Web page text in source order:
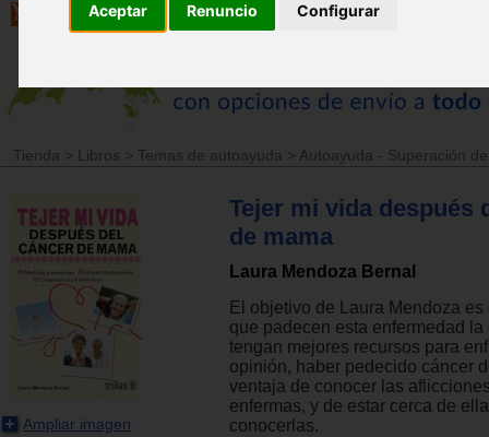
Aceptar Renuncio Configurar
Tienda > Libros > Temas de autoayuda > Autoayuda - Superación
Ampliar imagen
Tejer mi vida después
de mama
Laura Mendoza Bernal
El objetivo de Laura Mendoza
que padecen esta enfermedad la
tengan mejores recursos para
opinión, haber pedecido cáncer
ventaja de conocer las
enfermas, y de estar cerca de
conocerlas.